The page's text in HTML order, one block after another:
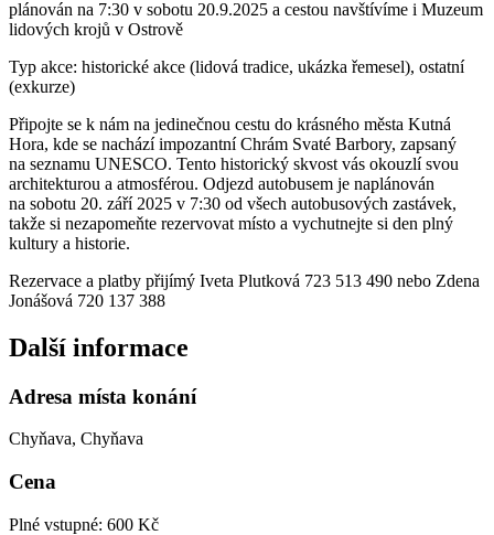
plánován na 7:30 v sobotu 20.9.2025 a cestou navštívíme i Muzeum
lidových krojů v Ostrově
Typ akce: historické akce (lidová tradice, ukázka řemesel), ostatní
(exkurze)
Připojte se k nám na jedinečnou cestu do krásného města Kutná
Hora, kde se nachází impozantní Chrám Svaté Barbory, zapsaný
na seznamu UNESCO. Tento historický skvost vás okouzlí svou
architekturou a atmosférou. Odjezd autobusem je naplánován
na sobotu 20. září 2025 v 7:30 od všech autobusových zastávek,
takže si nezapomeňte rezervovat místo a vychutnejte si den plný
kultury a historie.
Rezervace a platby přijímý Iveta Plutková 723 513 490 nebo Zdena
Jonášová 720 137 388
Další informace
Adresa místa konání
Chyňava, Chyňava
Cena
Plné vstupné: 600 Kč